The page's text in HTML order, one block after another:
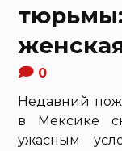
0
Недавний
в Мексике
ужасным